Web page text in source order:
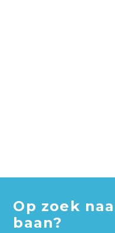
Op zoek
baan?